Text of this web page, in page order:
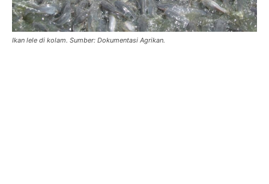
Ikan lele di kolam. Sumber: Dokumentasi Agrikan.